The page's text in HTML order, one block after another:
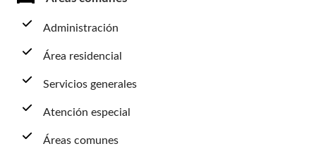
Administración
Área residencial
Servicios generales
Atención especial
Áreas comunes